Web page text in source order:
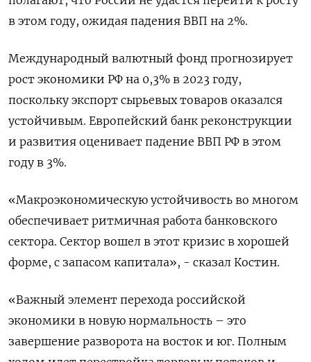
в этом году, ожидая падения ВВП на 2%.
Международный валютный фонд прогнозирует
рост экономики РФ на 0,3% в 2023 году,
поскольку экспорт сырьевых товаров оказался
устойчивым. Европейский банк реконструкции
и развития оценивает падение ВВП РФ в этом
году в 3%.
«Макроэкономическую устойчивость во многом
обеспечивает ритмичная работа банковского
сектора. Сектор вошел в этот кризис в хорошей
форме, с запасом капитала», - сказал Костин.
«Важный элемент перехода российской
экономики в новую нормальность – это
завершение разворота на восток и юг. Полным